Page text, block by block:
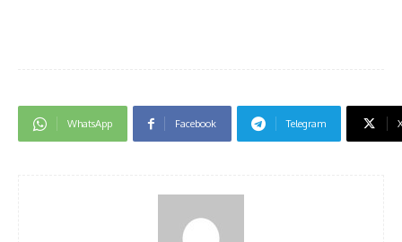
WhatsApp Facebook Telegram